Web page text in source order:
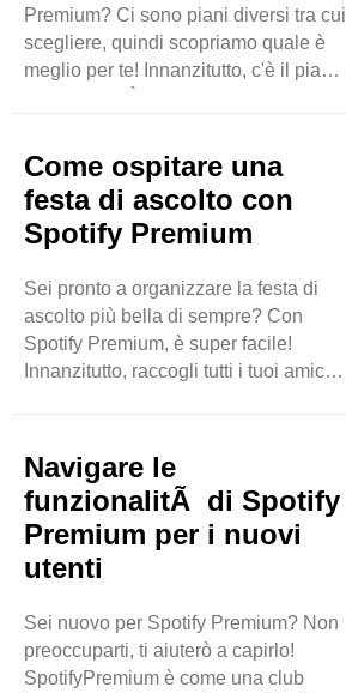
..
Premium? Ci sono piani diversi tra cui
scegliere, quindi scopriamo quale è
meglio per te! Innanzitutto, c'è il piano
interessanti come nessun annuncio,
ascolto offline e suonare qualsiasi
canzone che desideri. Se sei l'unico a
usarlo, questo piano potrebbe essere
familiare. Con questo, puoi
condividere SpotifyPremium con un
massimo ..
Come ospitare una
festa di ascolto con
Spotify Premium
Sei pronto a organizzare la festa di
ascolto più bella di sempre? Con
Spotify Premium, è super facile!
Innanzitutto, raccogli tutti i tuoi amici
perfetta. Con Spotify Premium, puoi
suonare qualsiasi canzone che
desideri, in qualsiasi ordine. Niente
annunci, solo fantastici melodie! Ora,
ecco la parte divertente: Hit Play e
stanza! Puoi anche usare la funzione
di sessione di gruppo ..
Navigare le
funzionalitÃ di Spotify
Premium per i nuovi
utenti
Sei nuovo per Spotify Premium? Non
preoccuparti, ti aiuterò a capirlo!
SpotifyPremium è come una club